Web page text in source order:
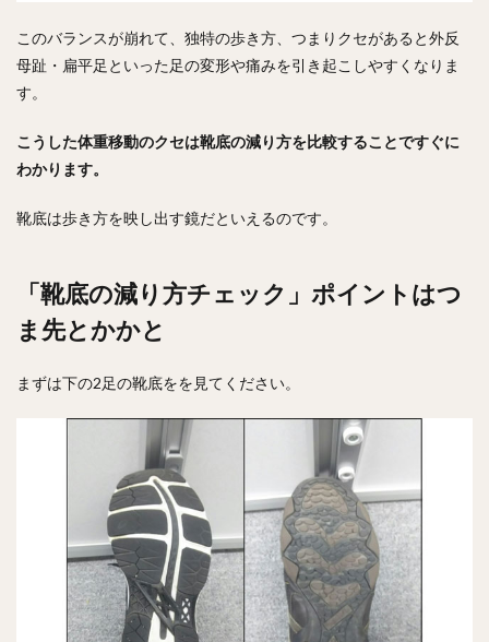
このバランスが崩れて、独特の歩き方、つまりクセがあると外反
母趾・扁平足といった足の変形や痛みを引き起こしやすくなりま
す。
こうした体重移動のクセは靴底の減り方を比較することですぐに
わかります。
靴底は歩き方を映し出す鏡だといえるのです。
「靴底の減り方チェック」ポイントはつ
ま先とかかと
まずは下の2足の靴底をを見てください。